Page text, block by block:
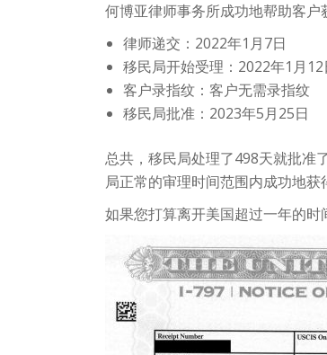
何博亚律师事务所成功地帮助客户
律师递交：2022年1月7日
移民局开始受理：2022年1月12
客户录指纹：客户无需录指纹
移民局批准：2023年5月25日
总共，移民局处理了498天就批准
局正常的审理时间范围内成功地获
如果您打算离开美国超过一年的时